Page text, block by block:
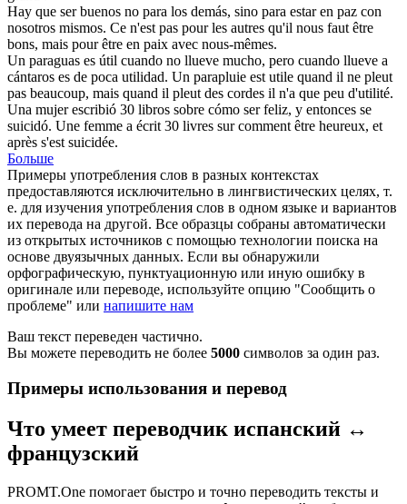
Hay que serbuenos no para los demás, sino para estar en paz con
nosotros mismos. Ce n'est pas pour les autres qu'il nous faut être
bons, mais pour être en paix avec nous-mêmes.
Un paraguas es útil cuando no llueve mucho, pero cuando llueve a
cántaros es de poca utilidad. Un parapluie est utile quand il ne pleut
pas beaucoup, mais quand il pleut des cordes il n'a que peu d'utilité.
Una mujer escribió 30 libros sobre cómo serfeliz, y entonces se
suicidó. Une femme a écrit 30 livres sur comment être heureux, et
après s'est suicidée.
Больше
Примеры употребления слов в разных контекстах
предоставляются исключительно в лингвистических целях, т.
е. для изучения употребления слов в одном языке и вариантов
их перевода на другой. Все образцы собраны автоматически
из открытых источников с помощью технологии поиска на
основе двуязычных данных. Если вы обнаружили
орфографическую, пунктуационную или иную ошибку в
оригинале или переводе, используйте опцию "Сообщить о
проблеме" или напишите нам
Ваш текст переведен частично.
Вы можете переводить не более 5000 символов за один раз.
Примеры использования и перевод
Что умеет переводчик испанский ↔
французский
PROMT.One помогает быстро и точно переводить тексты и